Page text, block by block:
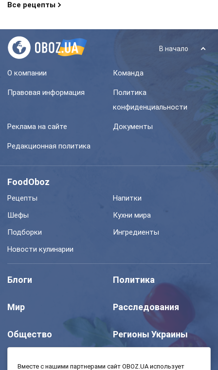
Все рецепты
В начало
О компании Команда
Правовая информация
Политика
конфиденциальности
Реклама на сайте Документы
Редакционная политика
FoodOboz
Рецепты
Напитки
Шефы
Кухни мира
Подборки
Ингредиенты
Новости кулинарии
Блоги Политика
Мир Расследования
Общество Регионы Украины
Шоу Спорт
Вместе с нашими партнерами сайт OBOZ.UA использует